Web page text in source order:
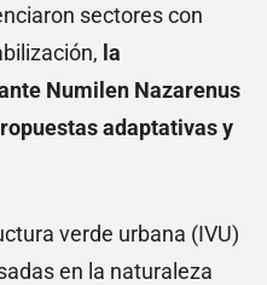
sectores con
la
Numilen Nazarenus
adaptativas y
verde urbana (IVU)
en la naturaleza